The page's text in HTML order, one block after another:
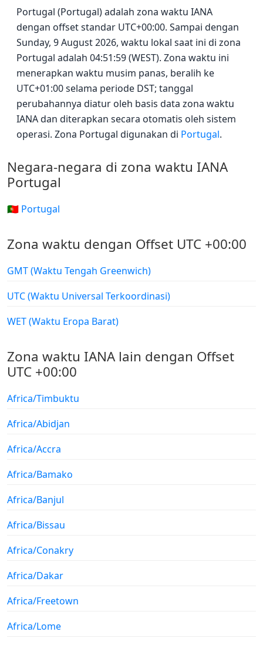
Portugal (Portugal) adalah zona waktu IANA
dengan offset standar UTC+00:00. Sampai dengan
Sunday, 9 August 2026, waktu lokal saat ini di zona
Portugal adalah 04:51:59 (WEST). Zona waktu ini
menerapkan waktu musim panas, beralih ke
UTC+01:00 selama periode DST; tanggal
perubahannya diatur oleh basis data zona waktu
IANA dan diterapkan secara otomatis oleh sistem
operasi. Zona Portugal digunakan di Portugal.
Negara-negara di zona waktu IANA
Portugal
🇵🇹 Portugal
Zona waktu dengan Offset UTC +00:00
GMT (Waktu Tengah Greenwich)
UTC (Waktu Universal Terkoordinasi)
WET (Waktu Eropa Barat)
Zona waktu IANA lain dengan Offset
UTC +00:00
Africa/Timbuktu
Africa/Abidjan
Africa/Accra
Africa/Bamako
Africa/Banjul
Africa/Bissau
Africa/Conakry
Africa/Dakar
Africa/Freetown
Africa/Lome